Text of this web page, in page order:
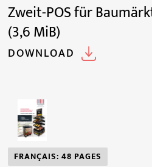
Zweit-POS für
(3,6 MiB)
DOWNLOAD
FRANÇAIS: 48 PAGES